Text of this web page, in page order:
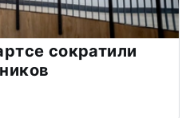
сократили